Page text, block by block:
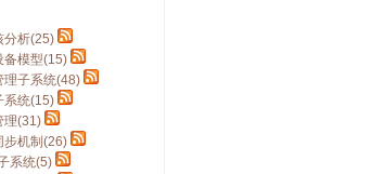
分析(25)
备模型(15)
理子系统(48)
系统(15)
理(31)
步机制(26)
系统(5)